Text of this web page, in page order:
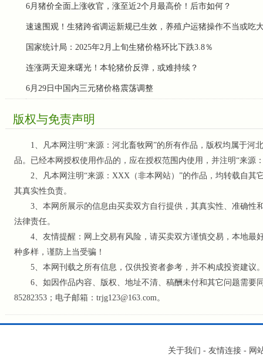
6月猪价全面上涨收官，涨至近2个月最高价！后市如何？
速速围观！生猪跨省调运新规已生效，养殖户运猪操作不当或吃
国家统计局：2025年2月上旬生猪价格环比下跌3.8％
连涨两天迎来曙光！本轮猪价反弹，或难持续？
6月29日中国内三元猪价格震荡调整
版权与免责声明
1、凡本网注明“来源：河北畜牧网”的所有作品，版权均属于河
品。已经本网授权使用作品的，应在授权范围内使用，并注明“来源
2、凡本网注明“来源：XXX（非本网站）”的作品，均转载自其
其真实性负责。
3、本网所展示的信息由买卖双方自行提供，其真实性、准确性
法律责任。
4、友情提醒：网上交易有风险，请买卖双方谨慎交易，本地最
种多样，谨防上当受骗！
5、本网刊载之所有信息，仅供投资者参考 ，并不构成投资建议
6、如因作品内容、版权、地址不清、稿酬未付和其它问题需要
85282353；电子邮箱：trjg123@163.com。
关于我们 - 友情连接 - 网